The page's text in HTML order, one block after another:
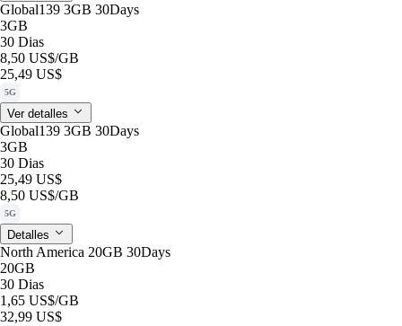
Global139 3GB 30Days
3GB
30 Dias
8,50 US$/GB
25,49 US$
5G
Ver detalles
Global139 3GB 30Days
3GB
30 Dias
25,49 US$
8,50 US$/GB
5G
Detalles
North America 20GB 30Days
20GB
30 Dias
1,65 US$/GB
32,99 US$